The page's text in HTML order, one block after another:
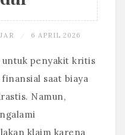
6 APRIL 2026
untuk penyakit kritis
saat biaya
Namun,
klaim karena